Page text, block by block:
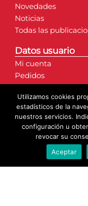
Novedades
Noticias
Todas las
Datos usuario
Mi cuenta
Pedidos
Detalles de la
© Copyright 2020 |
Utilizamos cookies
estadísticos de la
nuestros servicios.
configuración u
revocar su
Aceptar